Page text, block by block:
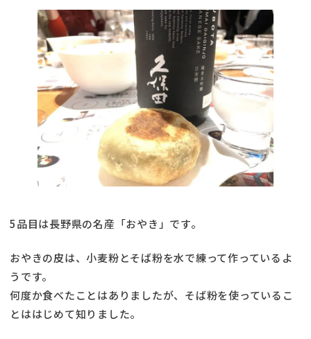
5品目は長野県の名産「おやき」です。
おやきの皮は、小麦粉とそば粉を水で練って作っているよ
うです。
何度か食べたことはありましたが、そば粉を使っているこ
とははじめて知りました。